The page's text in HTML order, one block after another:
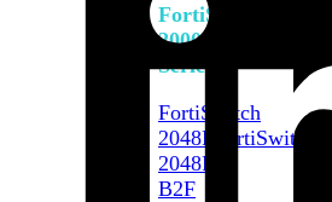
FortiSwitch
2000
Series
FortiSwitch
2048F
FortiSwitch
2048F-
B2F